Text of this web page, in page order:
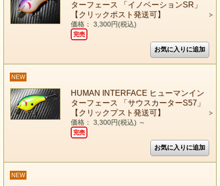
ターフェース 「イノベーションSR」
【クリックポスト発送可】
価格： 3,300円(税込)
完売
NEW
HUMAN INTERFACE ヒューマンイン
ターフェース 「サウスカーターS57」
【クリックプスト発送可】
価格： 3,300円(税込) ～
完売
NEW